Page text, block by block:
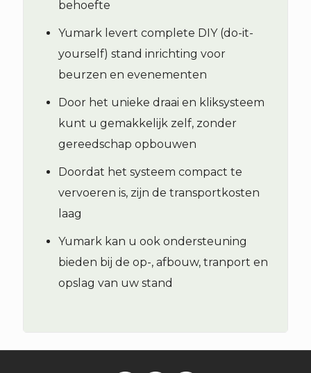
behoefte
Yumark levert complete DIY (do-it-
yourself) stand inrichting voor
beurzen en evenementen
Door het unieke draai en kliksysteem
kunt u gemakkelijk zelf, zonder
gereedschap opbouwen
Doordat het systeem compact te
vervoeren is, zijn de transportkosten
laag
Yumark kan u ook ondersteuning
bieden bij de op-, afbouw, tranport en
opslag van uw stand